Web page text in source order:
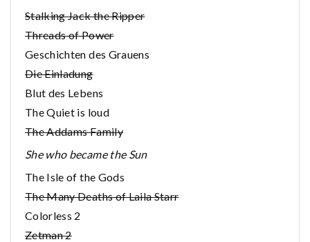
Stalking Jack the Ripper
Threads of Power
Geschichten des Grauens
Die Einladung
Blut des Lebens
The Quiet is loud
The Addams Family
She who became the Sun
The Isle of the Gods
The Many Deaths of Laila Starr
Colorless 2
Zetman 2